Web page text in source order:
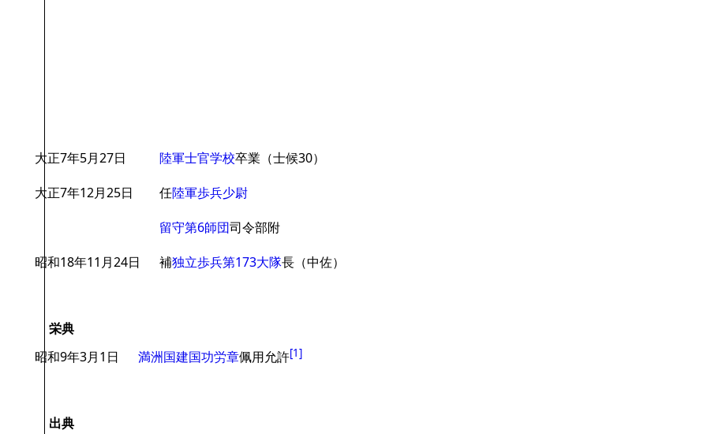
大正7年5月27日 陸軍士官学校卒業（士候30）
大正7年12月25日
任陸軍歩兵少尉
留守第6師団司令部附
昭和18年11月24日
補独立歩兵第173大隊長（中佐）
栄典
昭和9年3月1日
満洲国建国功労章佩用允許[1]
出典